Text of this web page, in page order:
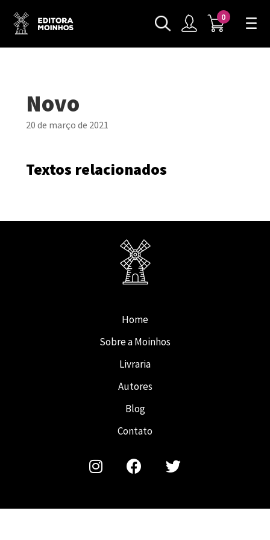
0
Novo
20 de março de 2021
Textos relacionados
Home
Sobre a Moinhos
Livraria
Autores
Blog
Contato